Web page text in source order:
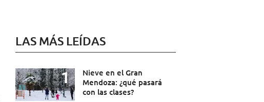
LAS MÁS LEÍDAS
Nieve en el Gran
Mendoza: ¿qué pasará
con las clases?